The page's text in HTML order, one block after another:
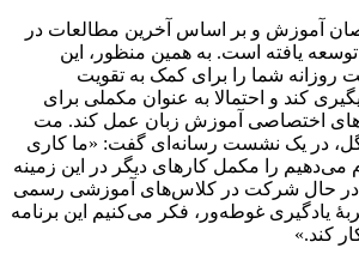
آموزش و بر اساس آخرین مطالعات در
یافته است. به همین منظور، این
روزانه شما را برای کمک به تقویت
کند و احتمالا به عنوان مکملی برای
اختصاصی آموزش زبان عمل کند. مت
در یک نشست رسانه‌ای گفت: «ما کاری
می‌دهیم را مکمل کارهای دیگر در این زمینه
چه در حال شرکت در کلاس‌های آموزشی رسمی
یادگیری غوطه‌ور، فکر می‌کنیم این برنامه
کند.»